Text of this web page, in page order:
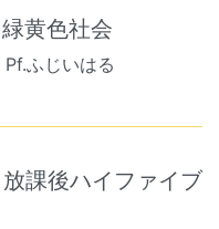
黄色社会
Pf.ふじいはる
課後ハイファイブ